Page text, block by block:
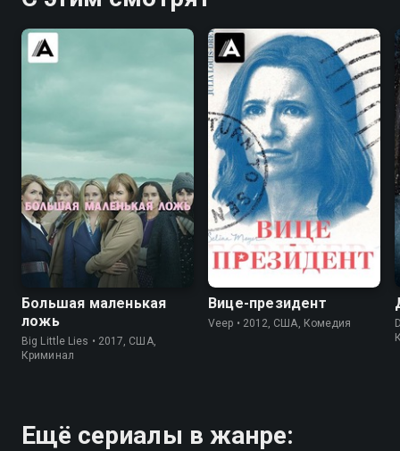
8.2 8.4
Большая маленькая
ложь
Big Little Lies • 2017, США,
Криминал
7.5 8.4
Вице-президент
Veep • 2012, США, Комедия
Ещё сериалы в жанре: